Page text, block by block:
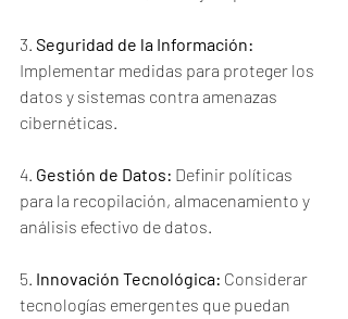
3. Seguridad de la Información:
Implementar medidas para proteger los
datos y sistemas contra amenazas
cibernéticas.
4. Gestión de Datos: Definir políticas
para la recopilación, almacenamiento y
análisis efectivo de datos.
5. Innovación Tecnológica: Considerar
tecnologías emergentes que puedan